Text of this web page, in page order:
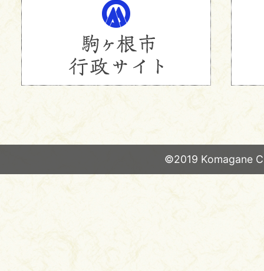
©2019 Komagane